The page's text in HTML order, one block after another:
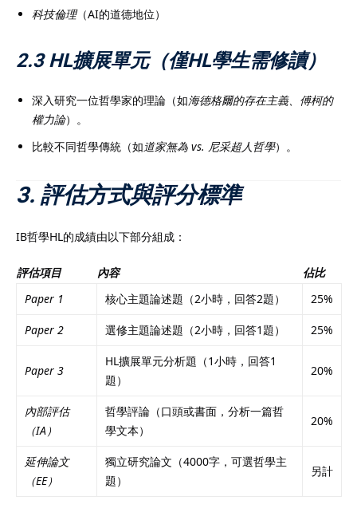
科技倫理（AI的道德地位）
2.3 HL擴展單元（僅HL學生需修讀）
深入研究一位哲學家的理論（如海德格爾的存在主義、傅柯的
權力論）。
比較不同哲學傳統（如道家無為 vs. 尼采超人哲學）。
3. 評估方式與評分標準
IB哲學HL的成績由以下部分組成：
評估項目 內容
佔比
Paper 1
核心主題論述題（2小時，回答2題） 25%
Paper 2 選修主題論述題（2小時，回答1題） 25%
Paper 3
HL擴展單元分析題（1小時，回答1
題）
20%
內部評估
（IA）
哲學評論（口頭或書面，分析一篇哲
學文本）
20%
延伸論文
（EE）
獨立研究論文（4000字，可選哲學主
題）
另計